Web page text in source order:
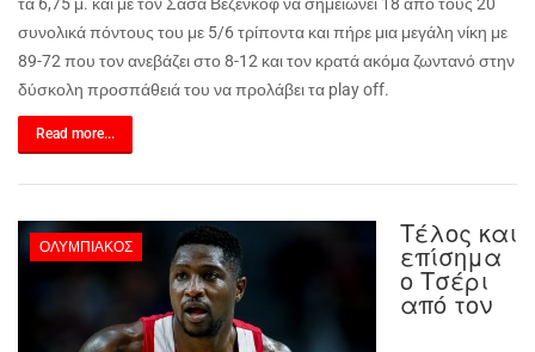
συνολικά πόντους του με 5/6 τρίποντα και πήρε μια μεγάλη νίκη με
89-72 που τον ανεβάζει στο 8-12 και τον κρατά ακόμα ζωντανό στην
δύσκολη προσπάθειά του να προλάβει τα playoff.
Read more...
ΟΛΥΜΠΙΑΚΌΣ Τέλος και
επίσημα
ο Τσέρι
από τον